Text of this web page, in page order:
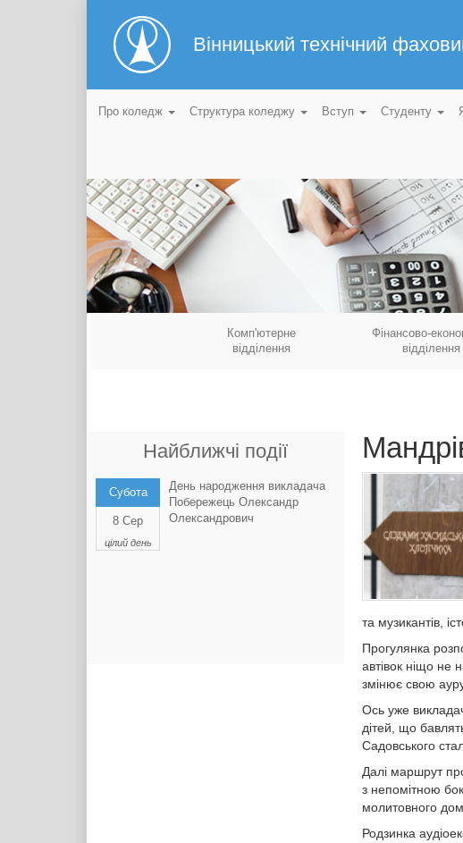
Вінницький технічний
Про коледж Структура коледжу Вступ Студенту
Комп'ютерне
відділення
Фінансово-
відділення
та музикантів,
Прогулянка
автівок ніщо не
змінює свою
Ось уже
дітей, що
Садовського
Далі маршрут
з непомітною
молитовного
Родзинка
Найближчі події
Субота
8 Сер
цілий день
День народження викладача
Побережець Олександр
Олександрович